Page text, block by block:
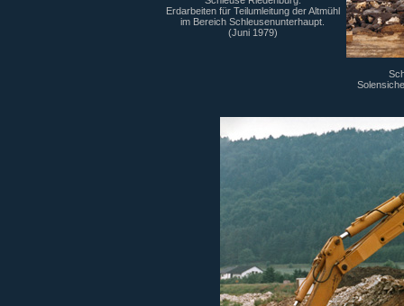
Erdarbeiten für Teilumleitung der Altmühl
im Bereich Schleusenunterhaupt.
(Juni 1979)